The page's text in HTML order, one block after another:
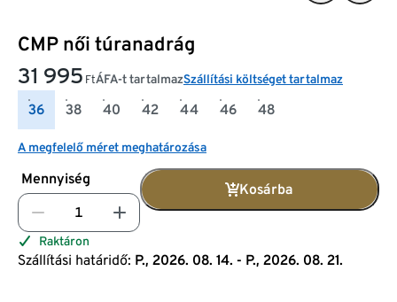
CMP női túranadrág
31 995 FtÁFA-t tartalmazSzállítási költséget tartalmaz
36 38 40 42 44 46 48
A megfelelő méret meghatározása
Mennyiség
Kosárba
Raktáron
Szállítási határidő: P., 2026. 08. 14. - P., 2026. 08. 21.